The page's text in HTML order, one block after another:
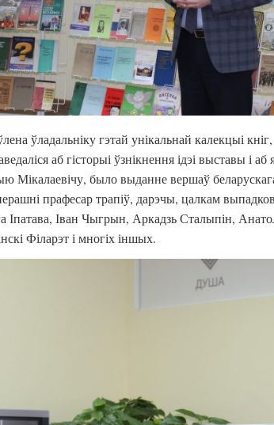
ўладальніку гэтай унікальнай калекцыі
аб гісторыі ўзнікнення ідэі выставы і
Мікалаевічу, было выданне вершаў
прафесар трапіў, дарэчы, цалкам
Іпатава, Іван Чыгрын, Аркадзь Сталыпін,
Філарэт і многіх іншых.